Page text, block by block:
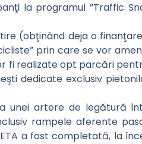
la programul ”Traffic
(obţinând deja o
prin care se vor
fi realizate opt parcări
dedicate exclusiv
unei artere de legătură
rampele aferente
a fost completată, la